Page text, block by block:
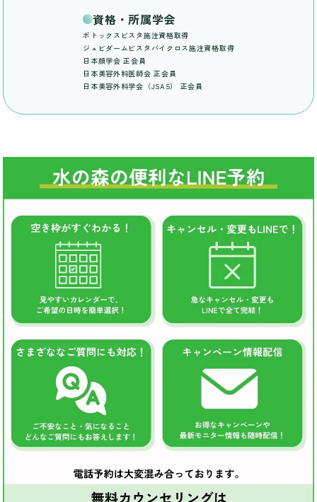
資格・所属学会
ボトックスビスタ施注資格取得
ジュビダームビスタバイクロス施注資格取得
日本顔学会 正会員
日本美容外科医師会 正会員
日本美容外科学会（JSAS） 正会員